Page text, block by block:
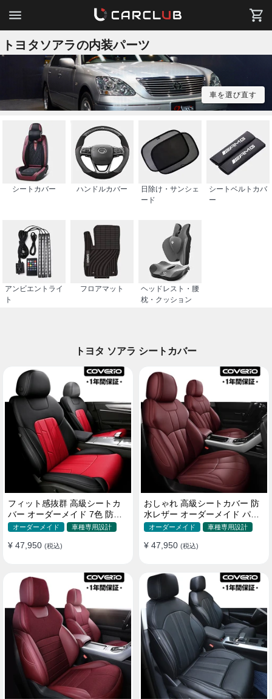
トヨタソアラの内装パーツ
車を選び直す
シートカバー ハンドルカバー
日除け・サンシェ
ード
シートベルトカバ
ー
アンビエントライ
ト
フロアマット
ヘッドレスト・腰
枕・クッション
トヨタ ソアラ シートカバー
フィット感抜群 高級シートカ
バー オーダーメイド 7色 防水
レザー おしゃれ 全席セット
オーダーメイド 車種専用設計
¥ 47,950 (税込)
おしゃれ 高級シートカバー 防
水レザー オーダーメイド パン
チング加工 9色 全席セット
オーダーメイド 車種専用設計
¥ 47,950 (税込)